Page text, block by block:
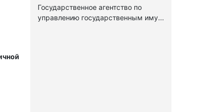
Государственное агентство по
управлению государственным иму...